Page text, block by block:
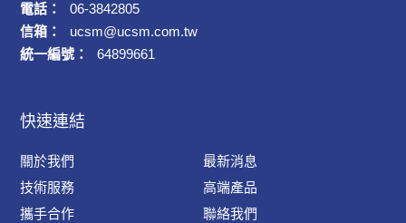
電話：
06-3842805
信箱：
ucsm@ucsm.com.tw
統一編號：
64899661
快速連結
關於我們
最新消息
技術服務
高端產品
攜手合作
聯絡我們